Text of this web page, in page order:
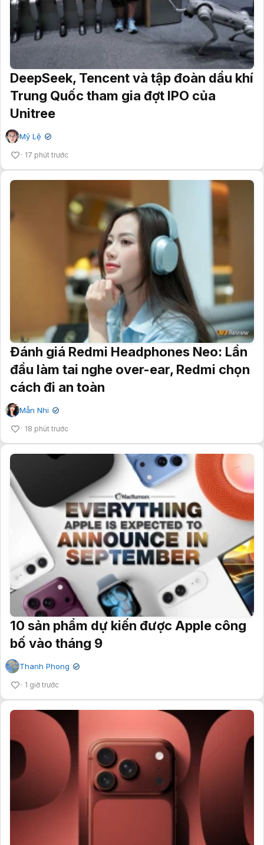
DeepSeek, Tencent và tập đoàn dầu khí
Trung Quốc tham gia đợt IPO của
Unitree
Mỹ Lệ ✔
17 phút trước
Đánh giá Redmi Headphones Neo: Lần
đầu làm tai nghe over-ear, Redmi chọn
cách đi an toàn
Mẫn Nhi ✔
18 phút trước
10 sản phẩm dự kiến được Apple công
bố vào tháng 9
Thanh Phong ✔
1 giờ trước